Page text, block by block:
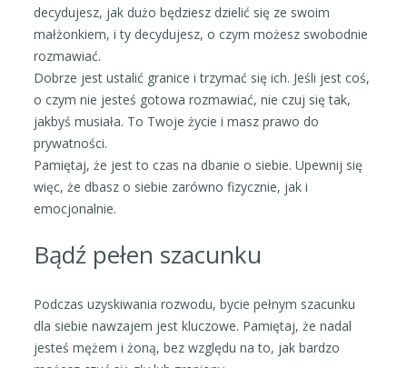
decydujesz, jak dużo będziesz dzielić się ze swoim
małżonkiem, i ty decydujesz, o czym możesz swobodnie
rozmawiać.
Dobrze jest ustalić granice i trzymać się ich. Jeśli jest coś,
o czym nie jesteś gotowa rozmawiać, nie czuj się tak,
jakbyś musiała. To Twoje życie i masz prawo do
prywatności.
Pamiętaj, że jest to czas na dbanie o siebie. Upewnij się
więc, że dbasz o siebie zarówno fizycznie, jak i
emocjonalnie.
Bądź pełen szacunku
Podczas uzyskiwania rozwodu, bycie pełnym szacunku
dla siebie nawzajem jest kluczowe. Pamiętaj, że nadal
jesteś mężem i żoną, bez względu na to, jak bardzo